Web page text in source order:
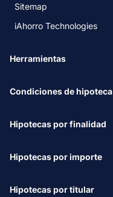
Sitemap
iAhorro Technologies
Herramientas
Condiciones de hipoteca
Hipotecas por finalidad
Hipotecas por importe
Hipotecas por titular